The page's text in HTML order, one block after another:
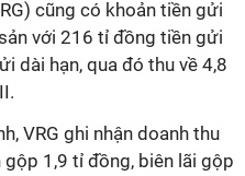
cũng có khoản tiền gửi
với 216 tỉ đồng tiền gửi
dài hạn, qua đó thu về 4,8
VRG ghi nhận doanh thu
1,9 tỉ đồng, biên lãi gộp